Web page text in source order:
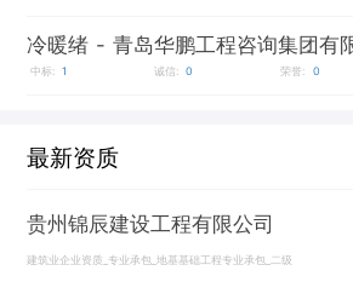
冷暖绪 - 青岛华鹏工程咨询集团有
中标: 1 诚信: 0 荣誉: 0
最新资质
贵州锦辰建设工程有限公司
建筑业企业资质_专业承包_地基基础工程专业承包_二级